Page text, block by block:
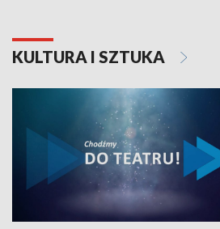
KULTURA I SZTUKA